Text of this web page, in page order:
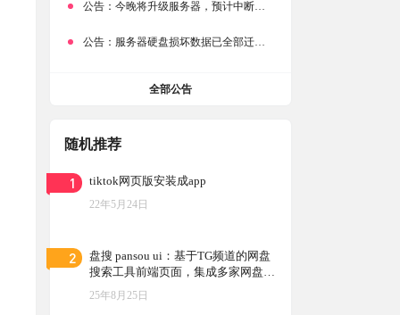
公告： 今晚将升级服务器，预计中断时常为1分钟
公告： 服务器硬盘损坏数据已全部迁移备份，网站恢复完成！
全部公告
随机推荐
1 tiktok网页版安装成app
22年5月24日
2
盘搜 pansou ui：基于TG频道的网盘
搜索工具前端页面，集成多家网盘搜
索结果，免费开源可自行部署
25年8月25日